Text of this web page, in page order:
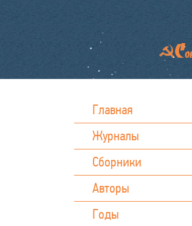
Главная
Журналы
Сборники
Авторы
Годы